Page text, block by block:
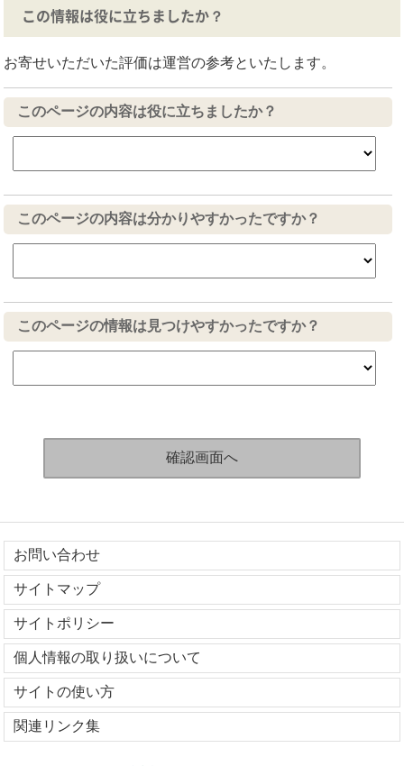
この情報は役に立ちましたか？
お寄せいただいた評価は運営の参考といたします。
このページの内容は役に立ちましたか？
このページの内容は分かりやすかったですか？
このページの情報は見つけやすかったですか？
お問い合わせ
サイトマップ
サイトポリシー
個人情報の取り扱いについて
サイトの使い方
関連リンク集